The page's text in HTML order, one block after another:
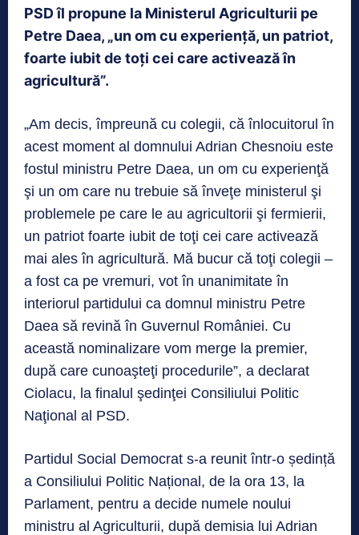
PSD îl propune la Ministerul Agriculturii pe
Petre Daea, „un om cu experiență, un patriot,
foarte iubit de toți cei care activează în
agricultură”.
„Am decis, împreună cu colegii, că înlocuitorul în
acest moment al domnului Adrian Chesnoiu este
fostul ministru Petre Daea, un om cu experienţă
şi un om care nu trebuie să înveţe ministerul şi
problemele pe care le au agricultorii şi fermierii,
un patriot foarte iubit de toţi cei care activează
mai ales în agricultură. Mă bucur că toţi colegii –
a fost ca pe vremuri, vot în unanimitate în
interiorul partidului ca domnul ministru Petre
Daea să revină în Guvernul României. Cu
această nominalizare vom merge la premier,
după care cunoaşteţi procedurile”, a declarat
Ciolacu, la finalul şedinţei Consiliului Politic
Naţional al PSD.
Partidul Social Democrat s-a reunit într-o ședință
a Consiliului Politic Național, de la ora 13, la
Parlament, pentru a decide numele noului
ministru al Agriculturii, după demisia lui Adrian